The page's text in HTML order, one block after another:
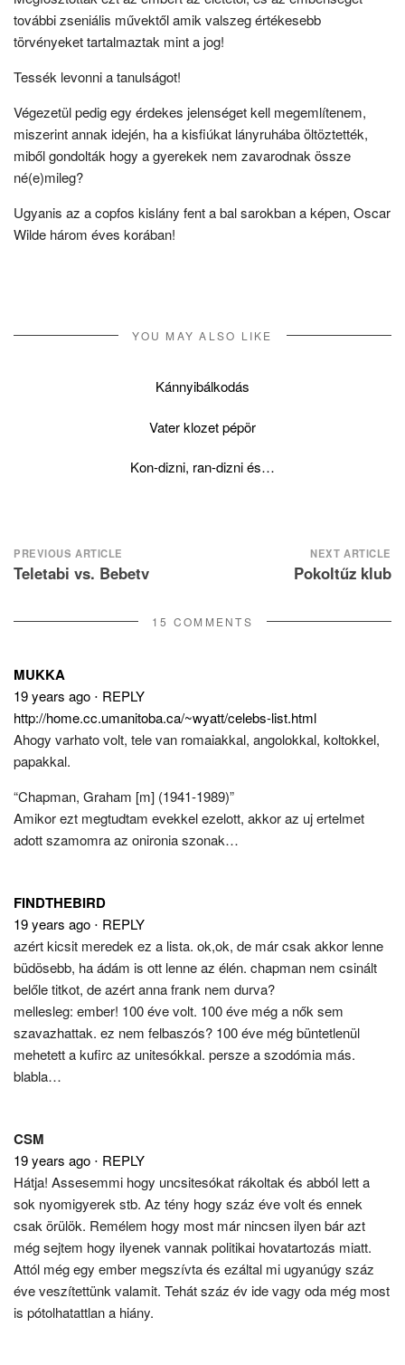
további zseniális művektől amik valszeg értékesebb
törvényeket tartalmaztak mint a jog!
Tessék levonni a tanulságot!
Végezetül pedig egy érdekes jelenséget kell megemlítenem,
miszerint annak idején, ha a kisfiúkat lányruhába öltöztették,
miből gondolták hogy a gyerekek nem zavarodnak össze
né(e)mileg?
Ugyanis az a copfos kislány fent a bal sarokban a képen, Oscar
Wilde három éves korában!
YOU MAY ALSO LIKE
Kánnyibálkodás
Vater klozet pépör
Kon-dizni, ran-dizni és…
Post
navigation
PREVIOUS ARTICLE
Teletabi vs. Bebetv
NEXT ARTICLE
Pokoltűz klub
15 COMMENTS
MUKKA
19 years ago ⋅ REPLY
http://home.cc.umanitoba.ca/~wyatt/celebs-list.html
Ahogy varhato volt, tele van romaiakkal, angolokkal, koltokkel,
papakkal.
“Chapman, Graham [m] (1941-1989)”
Amikor ezt megtudtam evekkel ezelott, akkor az uj ertelmet
adott szamomra az onironia szonak…
FINDTHEBIRD
19 years ago ⋅ REPLY
azért kicsit meredek ez a lista. ok,ok, de már csak akkor lenne
büdösebb, ha ádám is ott lenne az élén. chapman nem csinált
belőle titkot, de azért anna frank nem durva?
mellesleg: ember! 100 éve volt. 100 éve még a nők sem
szavazhattak. ez nem felbaszós? 100 éve még büntetlenül
mehetett a kufirc az unitesókkal. persze a szodómia más.
blabla…
CSM
19 years ago ⋅ REPLY
Hátja! Assesemmi hogy uncsitesókat rákoltak és abból lett a
sok nyomigyerek stb. Az tény hogy száz éve volt és ennek
csak örülök. Remélem hogy most már nincsen ilyen bár azt
még sejtem hogy ilyenek vannak politikai hovatartozás miatt.
Attól még egy ember megszívta és ezáltal mi ugyanúgy száz
éve veszítettünk valamit. Tehát száz év ide vagy oda még most
is pótolhatattlan a hiány.